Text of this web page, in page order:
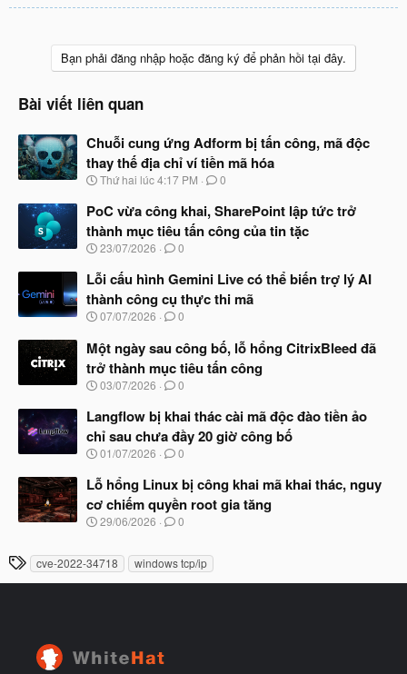
Bạn phải đăng nhập hoặc đăng ký để phản hồi tại đây.
Bài viết liên quan
Chuỗi cung ứng Adform bị tấn công, mã độc
thay thế địa chỉ ví tiền mã hóa
N
à
b
ắ
đ
ầ
u
Thứ hai lúc 4:17 PM 0
PoC vừa công khai, SharePoint lập tức trở
thành mục tiêu tấn công của tin tặc
N
à
b
ắ
đ
ầ
u
23/07/2026 0
Lỗi cấu hình Gemini Live có thể biến trợ lý AI
thành công cụ thực thi mã
N
à
y
b
ắ
đ
ầ
u
07/07/2026 0
Một ngày sau công bố, lỗ hổng CitrixBleed đã
trở thành mục tiêu tấn công
N
à
y
b
ắ
đ
ầ
u
03/07/2026 0
Langflow bị khai thác cài mã độc đào tiền ảo
chỉ sau chưa đầy 20 giờ công bố
N
à
b
ắ
đ
ầ
u
01/07/2026 0
Lỗ hổng Linux bị công khai mã khai thác, nguy
cơ chiếm quyền root gia tăng
N
y
u
29/06/2026 0
T
h
cve-2022-34718 windows tcp/ip